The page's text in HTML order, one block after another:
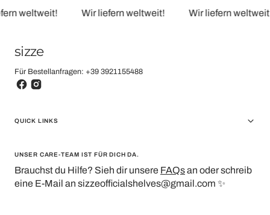
weltweit! Wir liefern weltweit! Wir liefern weltweit!
sizze
Für Bestellanfragen: +39 3921155488
QUICK LINKS
UNSER CARE-TEAM IST FÜR DICH DA.
Brauchst du Hilfe? Sieh dir unsere FAQsan oder schreib
eine E-Mail an sizzeofficialshelves@gmail.com ✨